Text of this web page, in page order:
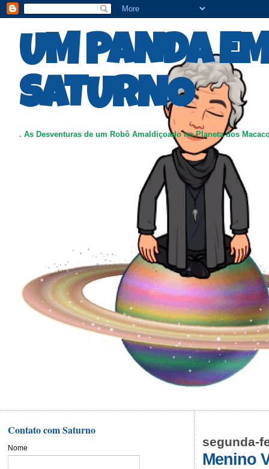
UM PANDA
SATURNO
. As Desventuras de um Robô Amaldiçoado no Planeta dos
segunda-
Menino
Contato com Saturno
Nome